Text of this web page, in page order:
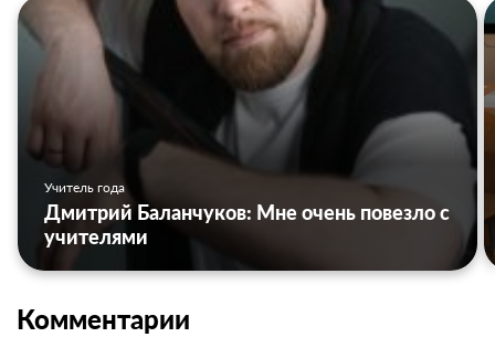
Учитель года
Дмитрий Баланчуков: Мне очень повезло с
учителями
Комментарии